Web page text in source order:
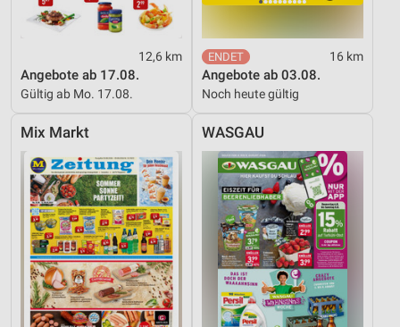
12,6 km
Angebote ab 17.08.
Gültig ab Mo. 17.08.
16 km
Angebote ab 03.08.
Noch heute gültig
Mix Markt WASGAU